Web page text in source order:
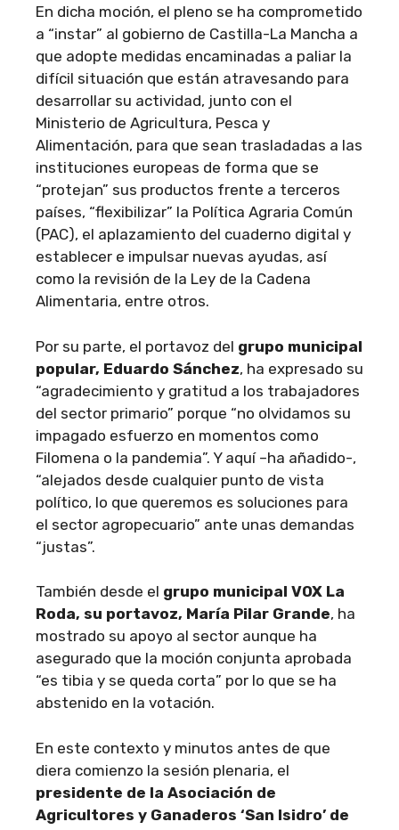
En dicha moción, el pleno se ha comprometido
a “instar” al gobierno de Castilla-La Mancha a
que adopte medidas encaminadas a paliar la
difícil situación que están atravesando para
desarrollar su actividad, junto con el
Ministerio de Agricultura, Pesca y
Alimentación, para que sean trasladadas a las
instituciones europeas de forma que se
“protejan” sus productos frente a terceros
países, “flexibilizar” la Política Agraria Común
(PAC), el aplazamiento del cuaderno digital y
establecer e impulsar nuevas ayudas, así
como la revisión de la Ley de la Cadena
Alimentaria, entre otros.
Por su parte, el portavoz del grupo municipal
popular, Eduardo Sánchez, ha expresado su
“agradecimiento y gratitud a los trabajadores
del sector primario” porque “no olvidamos su
impagado esfuerzo en momentos como
Filomena o la pandemia”. Y aquí –ha añadido-,
“alejados desde cualquier punto de vista
político, lo que queremos es soluciones para
el sector agropecuario” ante unas demandas
“justas”.
También desde el grupo municipal VOX La
Roda, su portavoz, María Pilar Grande, ha
mostrado su apoyo al sector aunque ha
asegurado que la moción conjunta aprobada
“es tibia y se queda corta” por lo que se ha
abstenido en la votación.
En este contexto y minutos antes de que
diera comienzo la sesión plenaria, el
presidente de la Asociación de
Agricultores y Ganaderos ‘San Isidro’ de